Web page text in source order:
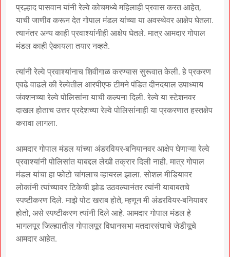
प्रल्हाद पासवान यांनी रेल्वे कोचमध्ये महिलाही प्रवास करत आहेत,
याची जाणीव करून देत गोपाल मंडल यांच्या या अवस्थेवर आक्षेप घेतला.
त्यानंतर अन्य काही प्रवाश्यांनीही आक्षेप घेतले. मात्र आमदार गोपाल
मंडल काही ऐकायला तयार नव्हते.
त्यांनी रेल्वे प्रवाश्यांनाच शिवीगाळ करण्यास सुरूवात केली. हे प्रकरण
एवढे वाढले की रेल्वेतील आरपीएफ टीमने पंडित दीनदयाल उपाध्याय
जंक्शनच्या रेल्वे पोलिसांना याची कल्पना दिली. रेल्वे या स्टेशनवर
दाखल होताच उत्तर प्रदेशच्या रेल्वे पोलिसांनाही या प्रकरणात हस्तक्षेप
करावा लागला.
आमदार गोपाल मंडल यांच्या अंडरवियर-बनियानवर आक्षेप घेणाऱ्या रेल्वे
प्रवाश्यांनी पोलिसांत याबद्दल लेखी तक्रार दिली नाही. मात्र गोपाल
मंडल यांचा हा फोटो चांगलाच व्हायरल झाला. सोशल मीडियावर
लोकांनी त्यांच्यावर टिकेची झोड उठवल्यानंतर त्यांनी याबाबतचे
स्पष्टीकरण दिले. माझे पोट खराब होते, म्हणून मी अंडरवियर-बनियावर
होतो, असे स्पष्टीकरण त्यांनी दिले आहे. आमदार गोपाल मंडल हे
भागलपूर जिल्ह्यातील गोपालपूर विधानसभा मतदारसंघाचे जेडीयूचे
आमदार आहेत.